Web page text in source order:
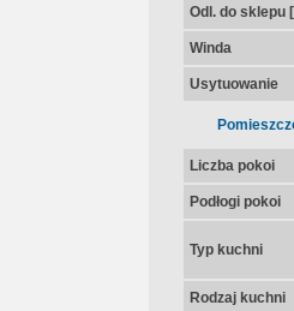
Odl. do sklepu
Winda
Usytuowanie
Liczba pokoi
Podłogi pokoi
Typ kuchni
Rodzaj kuchni